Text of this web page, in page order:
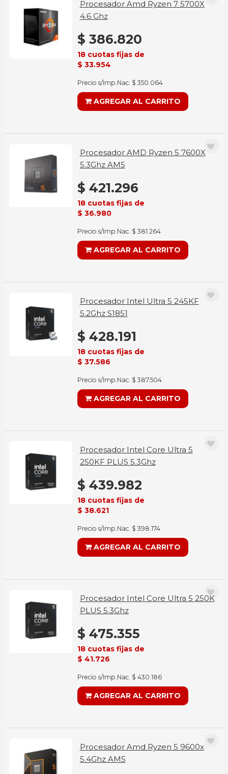
Procesador Amd Ryzen 7 5700X
4.6 Ghz
$ 386.820
18 cuotas fijas de
$ 33.954
Precio s/Imp.Nac. $ 350.064
AGREGAR AL CARRITO
Procesador AMD Ryzen 5 7600X
5.3Ghz AM5
$ 421.296
18 cuotas fijas de
$ 36.980
Precio s/Imp.Nac. $ 381.264
AGREGAR AL CARRITO
Procesador Intel Ultra 5 245KF
5.2Ghz S1851
$ 428.191
18 cuotas fijas de
$ 37.586
Precio s/Imp.Nac. $ 387.504
AGREGAR AL CARRITO
Procesador Intel Core Ultra 5
250KF PLUS 5.3Ghz
$ 439.982
18 cuotas fijas de
$ 38.621
Precio s/Imp.Nac. $ 398.174
AGREGAR AL CARRITO
Procesador Intel Core Ultra 5 250K
PLUS 5.3Ghz
$ 475.355
18 cuotas fijas de
$ 41.726
Precio s/Imp.Nac. $ 430.186
AGREGAR AL CARRITO
Procesador Amd Ryzen 5 9600x
5.4Ghz AM5